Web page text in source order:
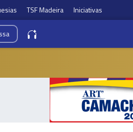
TSF Madeira Iniciativas